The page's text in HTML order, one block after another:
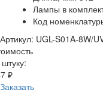
Лампы в
Код
Артикул: UGL-S01A-8W/
₽
Заказать